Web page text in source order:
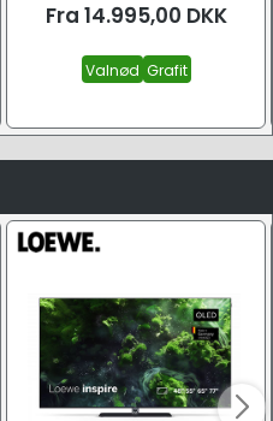
Fra 14.995,00 DKK
Valnød Grafit